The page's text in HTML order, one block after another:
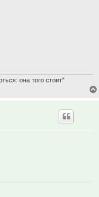
она того стоит"